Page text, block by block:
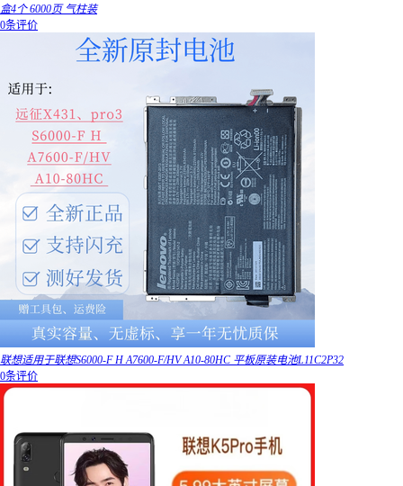
盒4个 6000页 气柱装
0条评价
联想适用于联想S6000-F H A7600-F/HV A10-80HC 平板原装电池L11C2P32
0条评价